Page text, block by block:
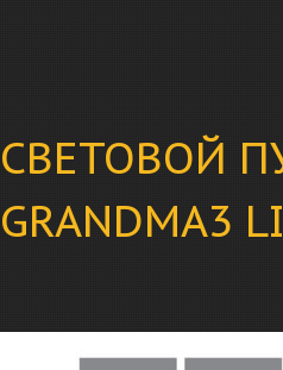
СВЕТОВОЙ
GRANDMA3